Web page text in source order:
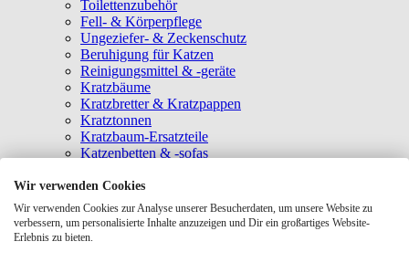
Toilettenzubehör
Fell- & Körperpflege
Ungeziefer- & Zeckenschutz
Beruhigung für Katzen
Reinigungsmittel & -geräte
Kratzbäume
Kratzbretter & Kratzpappen
Kratztonnen
Kratzbaum-Ersatzteile
Katzenbetten & -sofas
Katzenhäuser
Hängematten & Fensterliegeplätze
Katzendecken & -matten
Baldrian- & Catnipspielzeug
Wir verwenden Cookies
Wir verwenden Cookies zur Analyse unserer Besucherdaten, um unsere Website zu
verbessern, um personalisierte Inhalte anzuzeigen und Dir ein großartiges Website-
Erlebnis zu bieten.